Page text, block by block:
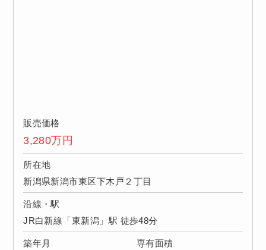
販売価格
3,280万円
所在地
新潟県新潟市東区下木戸２丁目
沿線・駅
JR白新線「東新潟」駅 徒歩48分
築年月
専有面積